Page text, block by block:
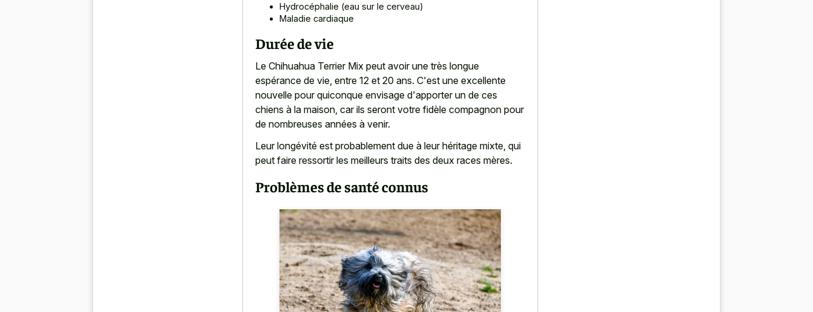
Hydrocéphalie (eau sur le cerveau)
Maladie cardiaque
Durée de vie
Le Chihuahua Terrier Mix peut avoir une très longue
espérance de vie, entre 12 et 20 ans. C'est une excellente
nouvelle pour quiconque envisage d'apporter un de ces
chiens à la maison, car ils seront votre fidèle compagnon pour
de nombreuses années à venir.
Leur longévité est probablement due à leur héritage mixte, qui
peut faire ressortir les meilleurs traits des deux races mères.
Problèmes de santé connus